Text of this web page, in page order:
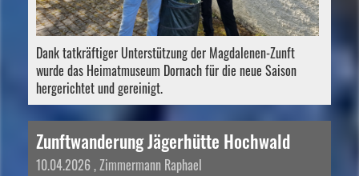
Dank tatkräftiger Unterstützung der Magdalenen-Zunft
wurde das Heimatmuseum Dornach für die neue Saison
hergerichtet und gereinigt.
Zunftwanderung Jägerhütte Hochwald
10.04.2026, Zimmermann Raphael